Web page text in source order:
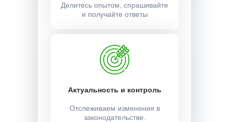
Делитесь опытом, спрашивайте
и получайте ответы
Актуальность и контроль
Отслеживаем изменения в
законодательстве.